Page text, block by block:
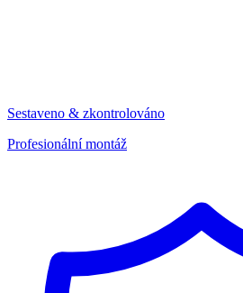
Sestaveno & zkontrolováno
Profesionální montáž